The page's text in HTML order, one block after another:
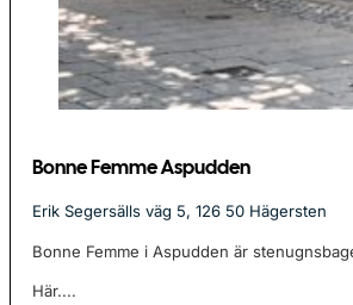
Bonne Femme Aspudden
Erik Segersälls väg 5, 126 50 Hägersten
Bonne Femme i Aspudden är
Här....